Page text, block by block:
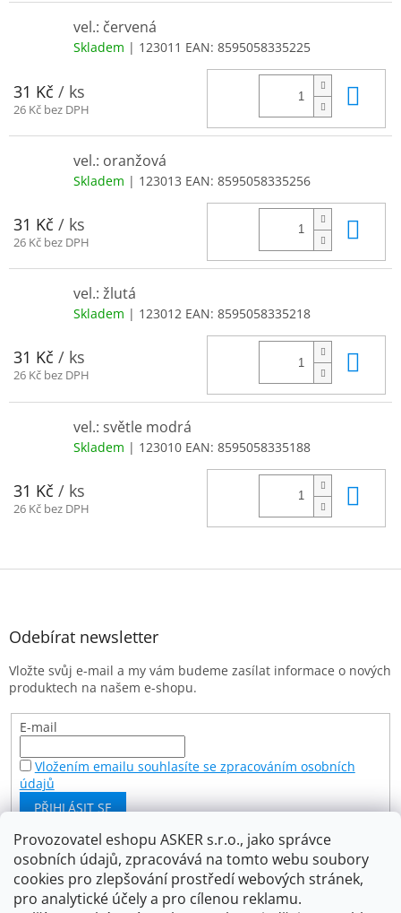
Provozovatel eshopu ASKER s.r.o., jako správce
osobních údajů, zpracovává na tomto webu soubory
cookies pro zlepšování prostředí webových stránek,
pro analytické účely a pro cílenou reklamu.
vel.: červená
Skladem | 123011 EAN: 8595058335225
31 Kč / ks
26 Kč bez DPH
vel.: oranžová
Skladem | 123013 EAN: 8595058335256
31 Kč / ks
26 Kč bez DPH
vel.: žlutá
Skladem | 123012 EAN: 8595058335218
31 Kč / ks
26 Kč bez DPH
vel.: světle modrá
Skladem | 123010 EAN: 8595058335188
31 Kč / ks
26 Kč bez DPH
Z
Odebírat newsletter
Vložte svůj e-mail a my vám budeme zasílat informace o nových
produktech na našem e-shopu.
E-mail
Vložením emailu souhlasíte se zpracováním osobních
údajů
PŘIHLÁSIT SE
Facebook